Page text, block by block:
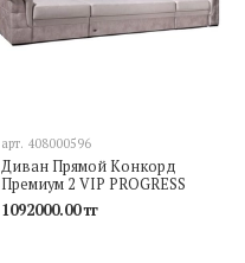
арт. 408000596
Диван Прямой Конкорд
Премиум 2 VIP PROGRESS
1092000.00 тг